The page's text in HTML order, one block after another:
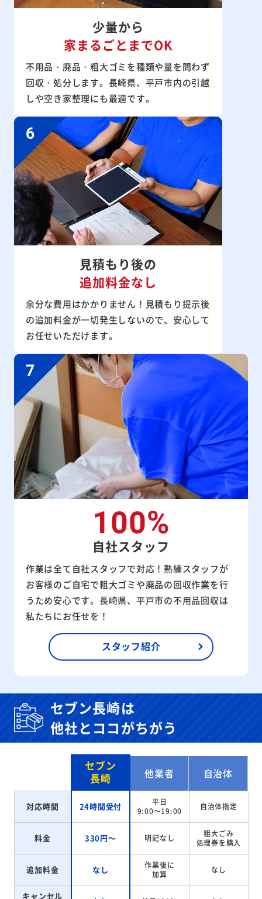
少量から
家まるごとまでOK
不用品・廃品・粗大ゴミを種類や量を問わず
回収・処分します。長崎県、平戸市内の引越
しや空き家整理にも最適です。
見積もり後の
追加料金なし
余分な費用はかかりません！見積もり提示後
の追加料金が一切発生しないので、安心して
お任せいただけます。
100%
自社スタッフ
作業は全て自社スタッフで対応！熟練スタッフが
お客様のご自宅で粗大ゴミや廃品の回収作業を行
うため安心です。長崎県、平戸市の不用品回収は
私たちにお任せを！
スタッフ紹介
セブン長崎は
他社とココがちがう
セブン
長崎
他業者 自治体
対応時間 24時間受付
平日
9:00～19:00
自治体指定
料金 330円～ 明記なし
粗大ごみ
処理券を購入
追加料金 なし
作業後に
加算
なし
キャンセル